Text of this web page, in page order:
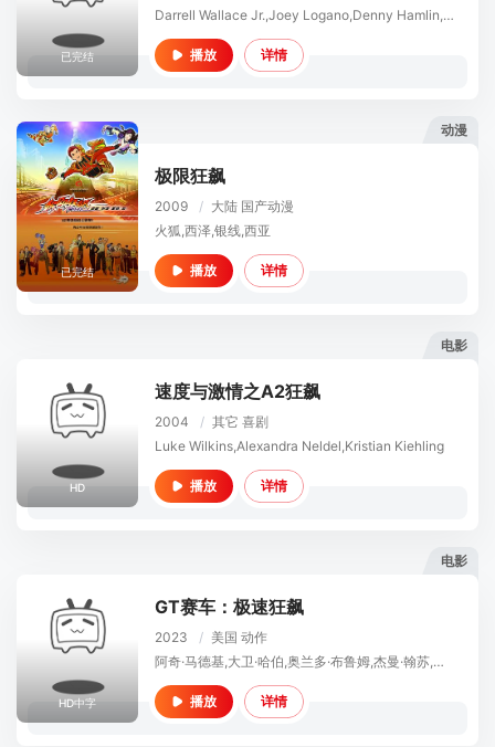
已完结
Darrell Wallace Jr.,Joey Logano,Denny Hamlin,Ross Chastain,Kyle Larson,William Byron,Ryan Michael Blaney,Tyler George Reddick
播放 详情
动漫
已完结
极限狂飙
2009 / 大陆 国产动漫
火狐,西泽,银线,西亚
播放 详情
电影
HD
速度与激情之A2狂飙
2004 / 其它 喜剧
Luke Wilkins,Alexandra Neldel,Kristian Kiehling
播放 详情
电影
HD中字
GT赛车：极速狂飙
2023 / 美国 动作
阿奇·马德基,大卫·哈伯,奥兰多·布鲁姆,杰曼·翰苏,达伦·巴内特,艾梅莉娅·哈特福德,李尚熙,乔舒亚·斯特拉多斯基,洁芮·哈利维尔,Andrea Vasiliou,尼基尔·帕尔玛,杰米·肯纳,Richard Cambridge,马克西米利安·蒙特,赛琳·库哈达罗格鲁,西奥·克里斯廷,西亚南·乔伊斯,罗伊斯·克罗宁,Bianca Bardoe
播放 详情